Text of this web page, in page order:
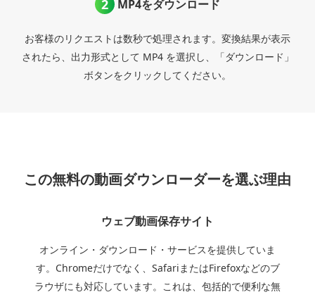
MP4をダウンロード
お客様のリクエストは数秒で処理されます。変換結果が表示
されたら、出力形式として MP4 を選択し、「ダウンロード」
ボタンをクリックしてください。
この無料の動画ダウンローダーを選ぶ理由
ウェブ動画保存サイト
オンライン・ダウンロード・サービスを提供していま
す。Chromeだけでなく、SafariまたはFirefoxなどのブ
ラウザにも対応しています。これは、包括的で便利な無